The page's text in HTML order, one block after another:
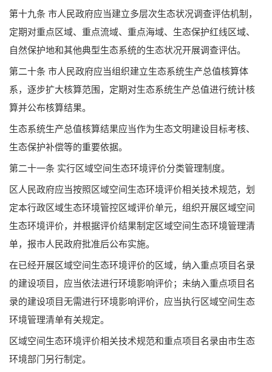
第十九条 市人民政府应当建立多层次生态状况调查评估机制，
定期对重点区域、重点流域、重点海域、生态保护红线区域、
自然保护地和其他典型生态系统的生态状况开展调查评估。
第二十条 市人民政府应当组织建立生态系统生产总值核算体
系，逐步扩大核算范围，定期对生态系统生产总值进行统计核
算并公布核算结果。
生态系统生产总值核算结果应当作为生态文明建设目标考核、
生态保护补偿等的重要依据。
第二十一条 实行区域空间生态环境评价分类管理制度。
区人民政府应当按照区域空间生态环境评价相关技术规范，划
定本行政区域生态环境管控区域评价单元，组织开展区域空间
生态环境评价，并根据评价结果制定区域空间生态环境管理清
单，报市人民政府批准后公布实施。
在已经开展区域空间生态环境评价的区域，纳入重点项目名录
的建设项目，应当依法进行环境影响评价；未纳入重点项目名
录的建设项目无需进行环境影响评价，应当执行区域空间生态
环境管理清单有关规定。
区域空间生态环境评价相关技术规范和重点项目名录由市生态
环境部门另行制定。